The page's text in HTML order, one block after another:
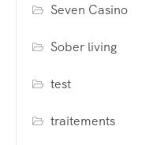
Seven Casino
Sober living
test
traitements